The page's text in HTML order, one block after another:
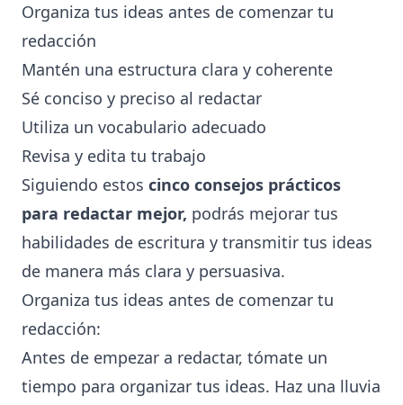
Organiza tus ideas antes de comenzar tu
redacción
Mantén una estructura clara y coherente
Sé conciso y preciso al redactar
Utiliza un vocabulario adecuado
Revisa y edita tu trabajo
Siguiendo estos cinco consejos prácticos
para redactar mejor, podrás mejorar tus
habilidades de escritura y transmitir tus ideas
de manera más clara y persuasiva.
Organiza tus ideas antes de comenzar tu
redacción:
Antes de empezar a redactar, tómate un
tiempo para organizar tus ideas. Haz una lluvia